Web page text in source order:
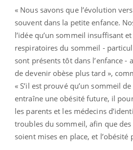
« Nous savons que l’évolution
souvent dans la petite enfance.
l’idée qu’un sommeil insuffisant
respiratoires du sommeil -
sont présents tôt dans l’enfance -
de devenir obèse plus tard »,
« S’il est prouvé qu’un sommeil
entraîne une obésité future, il
les parents et les médecins
troubles du sommeil, afin que
soient mises en place, et l’obésité